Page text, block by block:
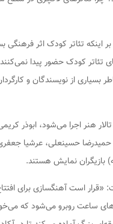
اینکه تئاتر کودک اثر فرهنگی
تئاتر کودک حضور پیدا
از نویسندگان و
«آکادمی پرندگان» که ساعت ۱۹ در تالار هنر
حسینعلی، عرشیا
بازیگران نمایش هستند.
«قرار است آهنگسازی برای
ساعت روبرو می‌شود که